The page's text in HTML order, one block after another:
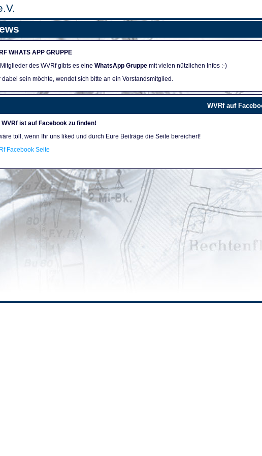
WHATS APP GRUPPE
des WVRf gibts es eine WhatsApp Gruppe mit vielen nützlichen Infos :-)
dabei sein möchte, wendet sich bitte an ein Vorstandsmitglied.
WVRf auf
WVRf ist auf Facebook zu finden!
toll, wenn Ihr uns liked und durch Eure Beiträge die Seite bereichert!
Facebook Seite